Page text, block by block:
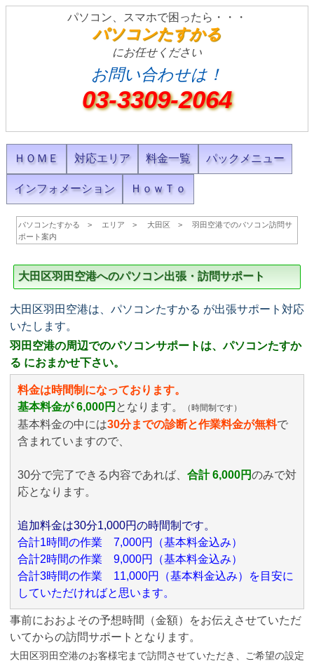
パソコン、スマホで困ったら・・・
パソコンたすかる
にお任せください
お問い合わせは！
03-3309-2064
ＨＯＭＥ 対応エリア 料金一覧 パックメニュー
インフォメーション ＨｏｗＴｏ
パソコンたすかる エリア 大田区
羽田空港でのパソコン訪問サ
ポート案内
大田区羽田空港へのパソコン出張・訪問サポート
大田区羽田空港は、パソコンたすかる が出張サポート対応
いたします。
羽田空港の周辺でのパソコンサポートは、パソコンたすか
る におまかせ下さい。
料金は時間制になっております。
基本料金が 6,000円 となります。 （時間制です）
基本料金の中には30分までの診断と作業料金が無料で
含まれていますので、
30分で完了できる内容であれば、 合計 6,000円のみで対
応となります。
追加料金は30分1,000円の時間制です。
合計1時間の作業 7,000円（基本料金込み）
合計2時間の作業 9,000円（基本料金込み）
合計3時間の作業 11,000円（基本料金込み）を目安に
していただければと思います。
事前におおよその予想時間（金額）をお伝えさせていただ
いてからの訪問サポートとなります。
大田区羽田空港のお客様宅まで訪問させていただき、ご希望の設定